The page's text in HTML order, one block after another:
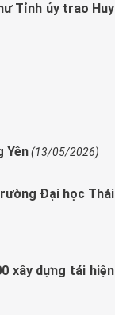
Tỉnh ủy trao Huy
Yên(13/05/2026)
Đại học Thái
xây dựng tái hiện